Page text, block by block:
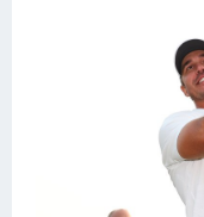
Интерьеры квартир